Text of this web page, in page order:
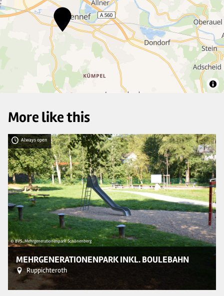
16 2
2
2
More like this
Always open
© BVS_Mehrgenerationenpark Schönenberg
MEHRGENERATIONENPARK INKL. BOULEBAHN
Ruppichteroth